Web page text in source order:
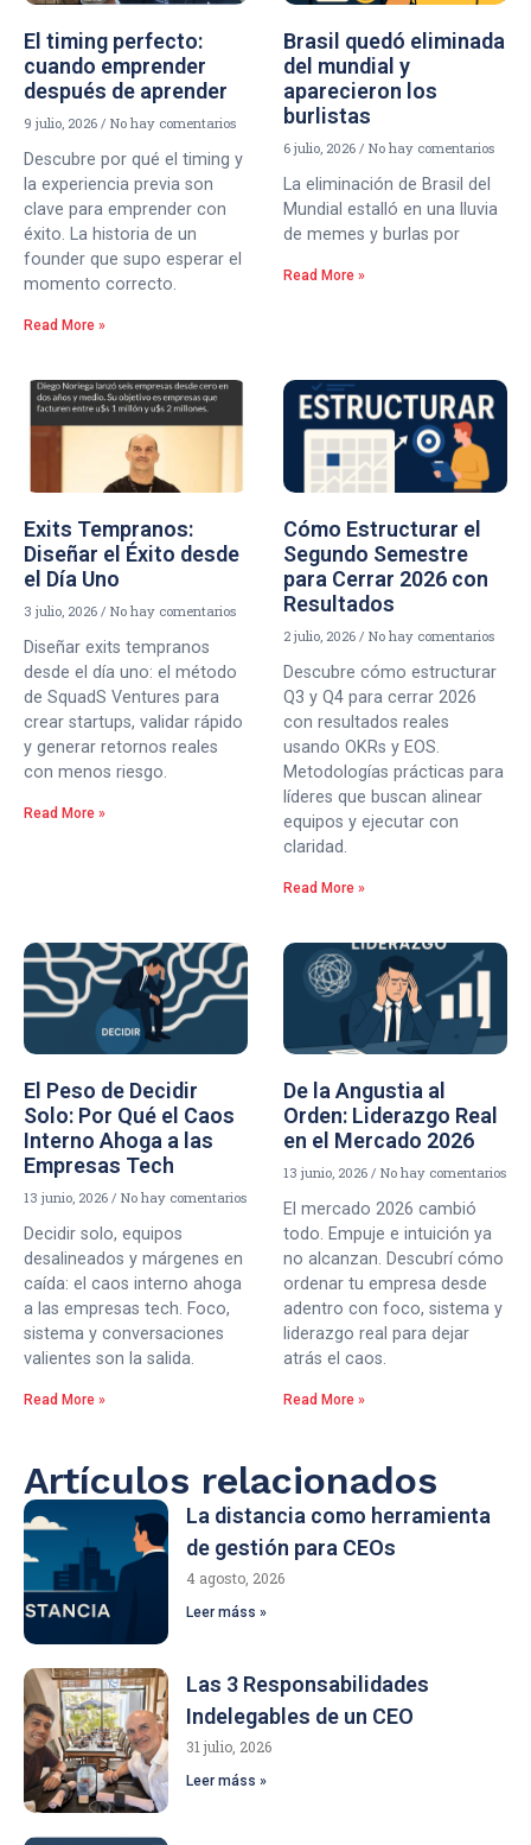
El timing perfecto:
cuando emprender
después de aprender
9 julio, 2026 No hay comentarios
Descubre por qué el timing y
la experiencia previa son
clave para emprender con
éxito. La historia de un
founder que supo esperar el
momento correcto.
Read More »
Brasil quedó eliminada
del mundial y
aparecieron los
burlistas
6 julio, 2026 No hay comentarios
La eliminación de Brasil del
Mundial estalló en una lluvia
de memes y burlas por
Read More »
Exits Tempranos:
Diseñar el Éxito desde
el Día Uno
3 julio, 2026 No hay comentarios
Diseñar exits tempranos
desde el día uno: el método
de SquadS Ventures para
crear startups, validar rápido
y generar retornos reales
con menos riesgo.
Read More »
Cómo Estructurar el
Segundo Semestre
para Cerrar 2026 con
Resultados
2 julio, 2026 No hay comentarios
Descubre cómo estructurar
Q3 y Q4 para cerrar 2026
con resultados reales
usando OKRs y EOS.
Metodologías prácticas para
líderes que buscan alinear
equipos y ejecutar con
claridad.
Read More »
El Peso de Decidir
Solo: Por Qué el Caos
Interno Ahoga a las
Empresas Tech
13 junio, 2026 No hay comentarios
Decidir solo, equipos
desalineados y márgenes en
caída: el caos interno ahoga
a las empresas tech. Foco,
sistema y conversaciones
valientes son la salida.
Read More »
De la Angustia al
Orden: Liderazgo Real
en el Mercado 2026
13 junio, 2026 No hay comentarios
El mercado 2026 cambió
todo. Empuje e intuición ya
no alcanzan. Descubrí cómo
ordenar tu empresa desde
adentro con foco, sistema y
liderazgo real para dejar
atrás el caos.
Read More »
Artículos relacionados
La distancia como herramienta
de gestión para CEOs
4 agosto, 2026
Leer máss »
Las 3 Responsabilidades
Indelegables de un CEO
31 julio, 2026
Leer máss »